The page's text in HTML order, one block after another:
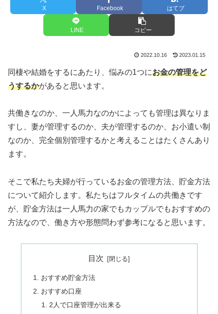
X Facebook はてブ
LINE コピー
2022.10.16 2023.01.15
同棲や結婚をするにあたり、悩みの1つにお金の管理をど
うするかがあると思います。
共働きなのか、一人馬力なのかによっても管理は異なりま
すし、妻が管理するのか、夫が管理するのか、お小遣い制
なのか、完全個別管理するかと考えることはたくさんあり
ます。
そこで私たち夫婦が行っているお金の管理方法、貯金方法
について紹介します。私たちはフルタイムの共働きです
が、貯金方法は一人馬力の家でもカップルでもおすすめの
方法なので、働き方や形態問わず参考になると思います。
目次
おすすめ貯金方法
おすすめ口座
2人で口座管理が出来る